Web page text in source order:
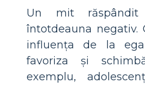
Un mit
întotdeauna negativ.
influența de la
favoriza și
exemplu,